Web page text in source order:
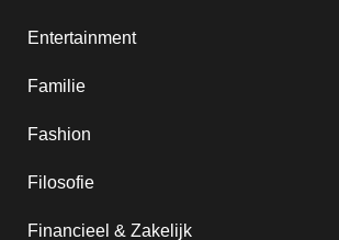
Entertainment
Familie
Fashion
Filosofie
Financieel & Zakelijk